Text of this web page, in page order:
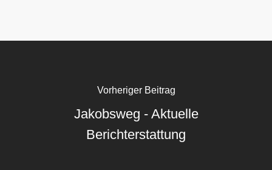
Vorheriger Beitrag
Jakobsweg - Aktuelle
Berichterstattung